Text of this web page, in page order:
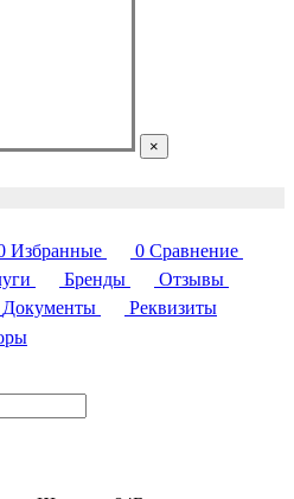
×
Избранные 0 Сравнение
Бренды
Отзывы
Документы Реквизиты